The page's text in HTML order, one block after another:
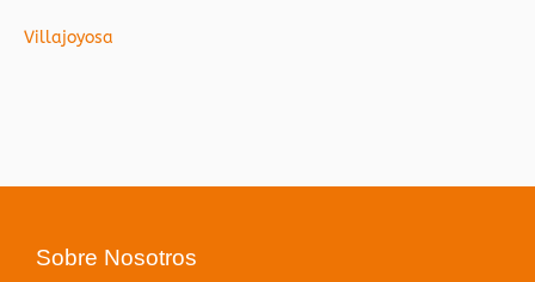
Villajoyosa
Sobre Nosotros